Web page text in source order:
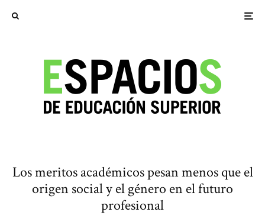
Los meritos académicos pesan menos que el
origen social y el género en el futuro
profesional